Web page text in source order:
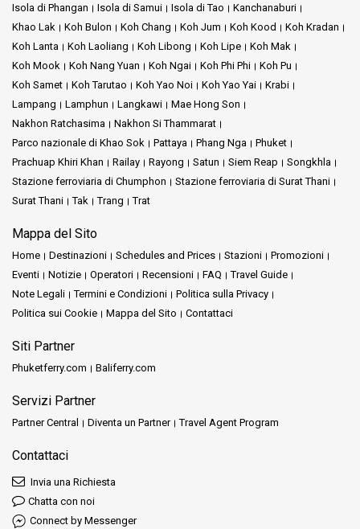
Isola di Phangan
Isola di Samui Isola di Tao
Kanchanaburi
Khao Lak
Koh Bulon Koh Chang Koh Jum Koh Kood
Koh Kradan
Koh Lanta
Koh Laoliang Koh Libong Koh Lipe
Koh Mak
Koh Mook
Koh Nang Yuan Koh Ngai Koh Phi Phi
Koh Pu
Koh Samet
Koh Tarutao Koh Yao Noi Koh Yao Yai
Krabi
Lampang
Lamphun Langkawi
Mae Hong Son
Nakhon Ratchasima
Nakhon Si Thammarat
Parco nazionale di Khao Sok
Pattaya Phang Nga
Phuket
Prachuap Khiri Khan
Railay Rayong Satun Siem Reap
Songkhla
Stazione ferroviaria di Chumphon
Stazione ferroviaria di Surat Thani
Surat Thani
Tak Trang Trat
Mappa del Sito
Home Destinazioni Schedules and Prices Stazioni
Promozioni
Eventi
Notizie Operatori Recensioni FAQ
Travel Guide
Note Legali
Termini e Condizioni
Politica sulla Privacy
Politica sui Cookie
Mappa del Sito Contattaci
Siti Partner
Phuketferry.com Baliferry.com
Servizi Partner
Partner Central Diventa un Partner Travel Agent Program
Contattaci
Invia una Richiesta
Chatta con noi
Connect by Messenger